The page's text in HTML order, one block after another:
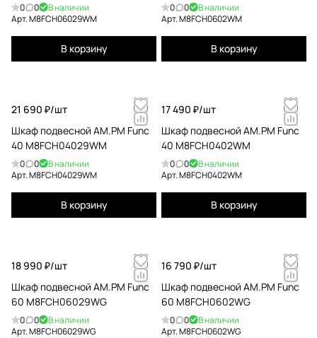
0 0
В наличии
Арт.M8FCH06029WM
В корзину
0 0
В наличии
Арт.M8FCH0602WM
В корзину
21 690 ₽/шт
Шкаф подвесной AM.PM Func
40 M8FCH04029WM
0 0
В наличии
Арт.M8FCH04029WM
В корзину
17 490 ₽/шт
Шкаф подвесной AM.PM Func
40 M8FCH0402WM
0 0
В наличии
Арт.M8FCH0402WM
В корзину
18 990 ₽/шт
Шкаф подвесной AM.PM Func
60 M8FCH06029WG
0 0
В наличии
Арт.M8FCH06029WG
16 790 ₽/шт
Шкаф подвесной AM.PM Func
60 M8FCH0602WG
0 0
В наличии
Арт.M8FCH0602WG